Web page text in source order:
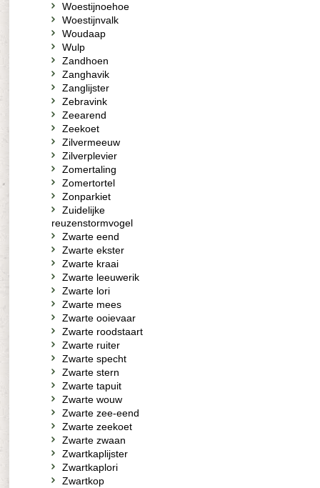
Woestijnoehoe
Woestijnvalk
Woudaap
Wulp
Zandhoen
Zanghavik
Zanglijster
Zebravink
Zeearend
Zeekoet
Zilvermeeuw
Zilverplevier
Zomertaling
Zomertortel
Zonparkiet
Zuidelijke
reuzenstormvogel
Zwarte eend
Zwarte ekster
Zwarte kraai
Zwarte leeuwerik
Zwarte lori
Zwarte mees
Zwarte ooievaar
Zwarte roodstaart
Zwarte ruiter
Zwarte specht
Zwarte stern
Zwarte tapuit
Zwarte wouw
Zwarte zee-eend
Zwarte zeekoet
Zwarte zwaan
Zwartkaplijster
Zwartkaplori
Zwartkop